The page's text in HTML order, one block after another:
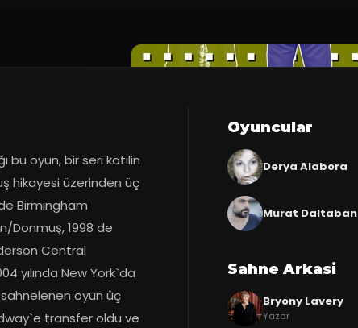
bu oyun, bir seri katilin
hikayesi üzerinden üç
Birmingham
Donmuş, 1998 de
Central
yılında New York`da
oyun üç
transfer oldu ve
Oyuncular
Derya Alabora
Murat Daltaban
Sahne Arkasi
Bryony Lavery
Yazar